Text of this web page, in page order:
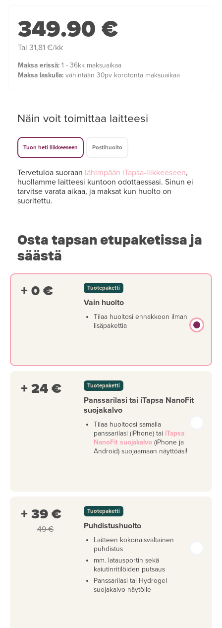
349.90 €
Tai 31,81 €/kk
Maksa erissä: 1 - 36kk maksuaikaa
Maksa laskulla: vähintään 30pv korotonta maksuaikaa
Näin voit toimittaa laitteesi
Tuon heti liikkeeseen Postihuolto
Tervetuloa suoraan lähimpään iTapsa-liikkeeseen,
huollamme laitteesi kuntoon odottaessasi. Sinun ei
tarvitse varata aikaa, ja maksat kun huolto on
suoritettu.
Osta tapsan etupaketissa ja
säästä
+ 0 € Tuotepaketti
Vain huolto
Tilaa huoltosi ennakkoon ilman
lisäpakettia
+ 24 € Tuotepaketti
Panssarilasi tai iTapsa NanoFit
suojakalvo
Tilaa huoltoosi samalla
panssarilasi (iPhone) tai iTapsa
NanoFit suojakalvo (iPhone ja
Android) suojaamaan näyttöäsi!
+ 39 €
49 €
Tuotepaketti
Puhdistushuolto
Laitteen kokonaisvaltainen
puhdistus
mm. latausportin sekä
kaiutinritilöiden putsaus
Panssarilasi tai Hydrogel
suojakalvo näytölle